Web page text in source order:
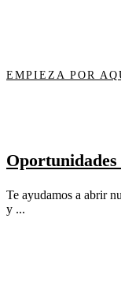
EMPIEZA POR
Te ayudamos a abrir
y ...